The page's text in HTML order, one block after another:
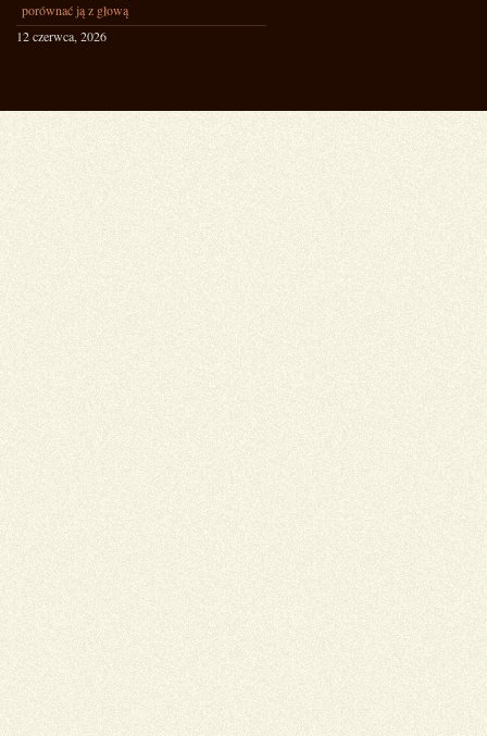
porównać ją z głową
12 czerwca, 2026